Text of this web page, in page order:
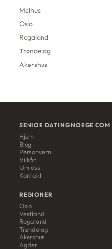
Melhus
Oslo
Rogaland
Trøndelag
Akershus
SENIOR DATING NORGE COM
Hjem
Blog
Personvern
Vilkår
Om oss
Kontakt
REGIONER
Oslo
Vestland
Rogaland
Trøndelag
Akershus
Agder